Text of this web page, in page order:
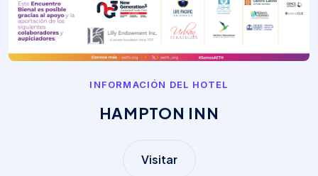
INFORMACIÓN DEL HOTEL
HAMPTON INN
Visitar